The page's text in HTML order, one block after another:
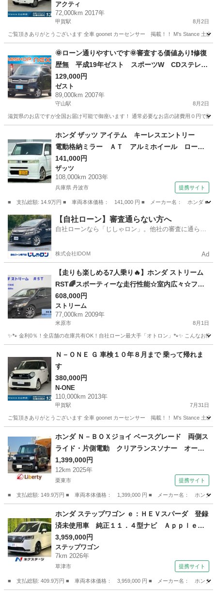
アクティ
72,000km 2017年
甲賀駅 8月2日
ご覧頂きありがとうございます 全車 goonet カーセンサー 掲載！！ M's Stance 土
アクティ
🌞ローン通りやすいです🌞審査する価値あり❗️修復
歴無 平成19年ゼスト スポーツW CDステレ
オ スマートキー HIDヘッドライト 予備検査付
129,000円
ゼスト
89,000km 2007年
守山駅 8月2日
滋賀県のお店ですが全国お届け可能で御座います！ 通常必要なお店の諸費用０円で
守山駅 車両
ホンダ ザッツ アイテム キーレスエントリー
電動格納ミラー ＡＴ アルミホイール ローダ
ウン ハーフフルエアロ エアコン パワステ
エアバッグ 黒革調シートカバー （検9.1）
141,000円
ザッツ
108,000km 2003年
兵庫県 丹波市 提携サイト
■ 支払総額: 14.9万円 ■ 車両本体価格： 141,000 円 ■ メーカー名： ホンダ
兵庫 丹波市 ザッツ
【自社ローン】審査通らない方へ
自社ローンなら「じしゃロン」。他社の審査に通らな
株式会社IDOM Ad
【走りも楽しめる7人乗り🔥】ホンダ ストリーム
RST🌈スポーティーな走行性能☆室内広々☆ファ
ミリーにもおすすめ！
608,000円
ストリーム
77,000km 2009年
米原市 8月1日
✨🐾 金利0％！全店舗の在庫共有OK！自社ローン最大手「オトロン」🐾✨ こんなお
ストリーム
Ｎ－ＯＮＥ Ｇ 車検１０年８月まで 乗って帰れま
す
380,000円
N-ONE
110,000km 2013年
甲賀駅 7月31日
ご覧頂きありがとうございます 全車 goonet カーセンサー 掲載！！ M's Stance 土
甲賀駅 N-ONE goonet
ホンダ Ｎ－ＢＯＸジョイ ベースグレード 両側ス
ライド・片側電動 クリアランスソナー オート
クルーズコントロール レーンアシスト オート
ライト スマートキー アイドリングストップ
電動格納ミラー シートヒーター ベンチシー
ト ＣＶＴ ＥＳＣ （検10.11）
1,399,000円
12km 2025年
栗東市 提携サイト
■ 支払総額: 149.9万円 ■ 車両本体価格： 1,399,000 円 ■ メーカー名： ホンダ
ホンダ
ホンダ ステップワゴン ｅ：ＨＥＶスパーダ 登録
済未使用車 純正１１．４型ナビ ＡｐｐｌｅＣ
ａｒＰｌａｙ 全周囲カメラ 前中列席シート
ヒーター 両側電動ドア 電動リアゲート リア
オートエアコン ホンダセンシング ＬＥＤヘッ
3,959,000円
ステップワゴン
7km 2026年
草津市 提携サイト
■ 支払総額: 409.9万円 ■ 車両本体価格： 3,959,000 円 ■ メーカー名： ホンダ